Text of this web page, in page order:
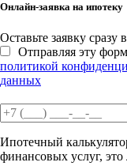
Онлайн-заявка на ипотеку
Оставьте заявку сразу
Отправляя эту
политикой
данных
Ипотечный
финансовых услуг,